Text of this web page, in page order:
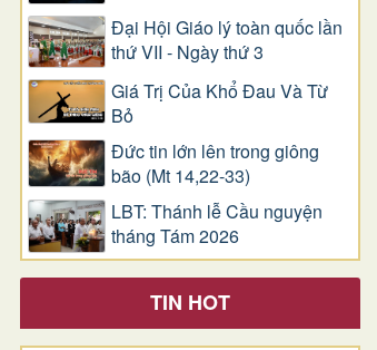
Đại Hội Giáo lý toàn quốc lần
thứ VII - Ngày thứ 3
Giá Trị Của Khổ Ðau Và Từ
Bỏ
Đức tin lớn lên trong giông
bão (Mt 14,22-33)
LBT: Thánh lễ Cầu nguyện
tháng Tám 2026
TIN HOT